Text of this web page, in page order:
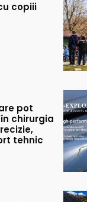
copiii
pot
chirurgia
tehnic